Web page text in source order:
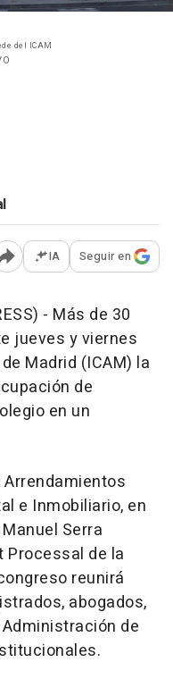
del ICAM
Abrir opciones para
IA Seguir en
- Más de 30
jueves y viernes
Madrid (ICAM) la
de
en un
e Inmobiliario, en
Serra
Processal de la
reunirá
abogados,
de